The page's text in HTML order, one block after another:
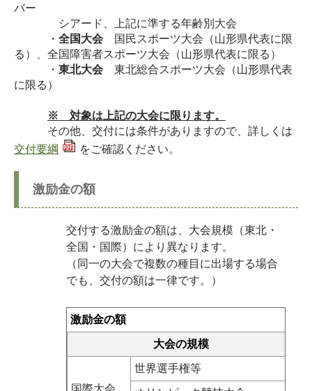
バー
シアード、上記に準する年齢別大会
・ 全国大会
国民スポーツ大会（山形県代表に限
る）、全国障害者スポーツ大会（山形県代表に限る）
・ 東北大会 東北総合スポーツ大会（山形県代表
に限る）
※ 対象は上記の大会に限ります。
その他、交付には条件がありますので、詳しくは
交付要綱
をご確認ください。
激励金の額
交付する激励金の額は、大会規模（東北・
全国・国際）により異なります。
（同一の大会で複数の種目に出場する場合
でも、交付の額は一律です。）
激励金の額
大会の規模
世界選手権等